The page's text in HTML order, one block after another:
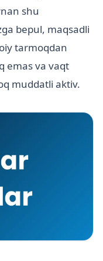
shu
bepul, maqsadli
tarmoqdan
emas va vaqt
muddatli aktiv.